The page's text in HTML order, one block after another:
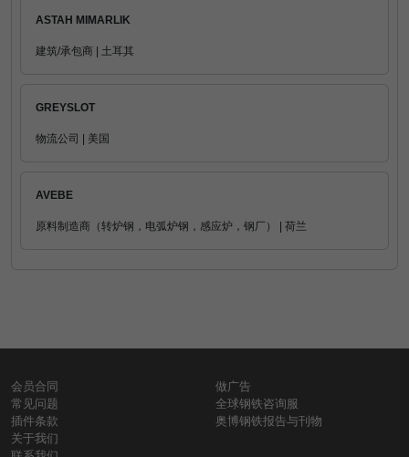
ASTAH MIMARLIK
建筑/承包商 | 土耳其
GREYSLOT
物流公司 | 美国
AVEBE
原料制造商（转炉钢，电弧炉钢，感应炉，钢厂） | 荷兰
会员合同
常见问题
插件条款
关于我们
做广告
全球钢铁咨询服
奥博钢铁报告与刊物